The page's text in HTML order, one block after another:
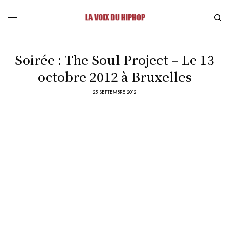
Soirée : The Soul Project – Le 13
octobre 2012 à Bruxelles
25 SEPTEMBRE 2012